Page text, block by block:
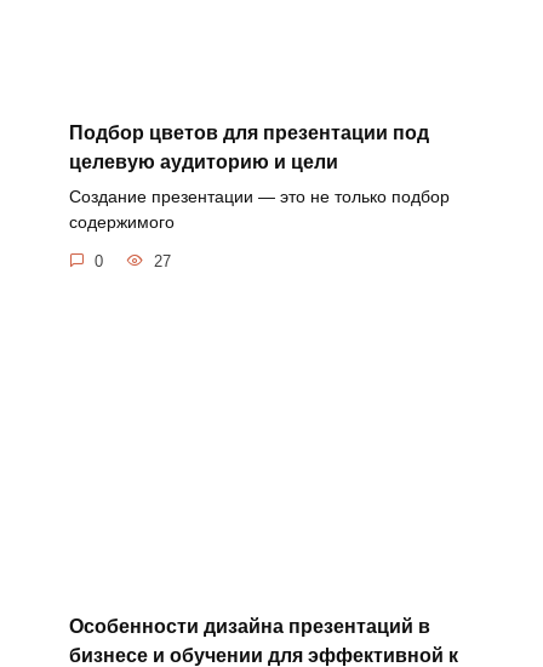
Подбор цветов для презентации под
целевую аудиторию и цели
Создание презентации — это не только подбор
содержимого
0 27
Особенности дизайна презентаций в
бизнесе и обучении для эффективной к